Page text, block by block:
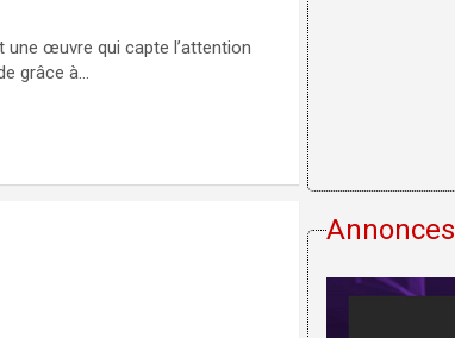
une œuvre qui capte l’attention
grâce à…
Annonces